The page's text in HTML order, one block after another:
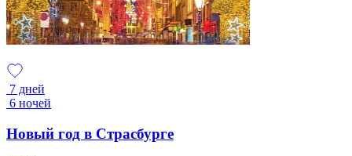
7 дней
6 ночей
Новый год в Страсбурге